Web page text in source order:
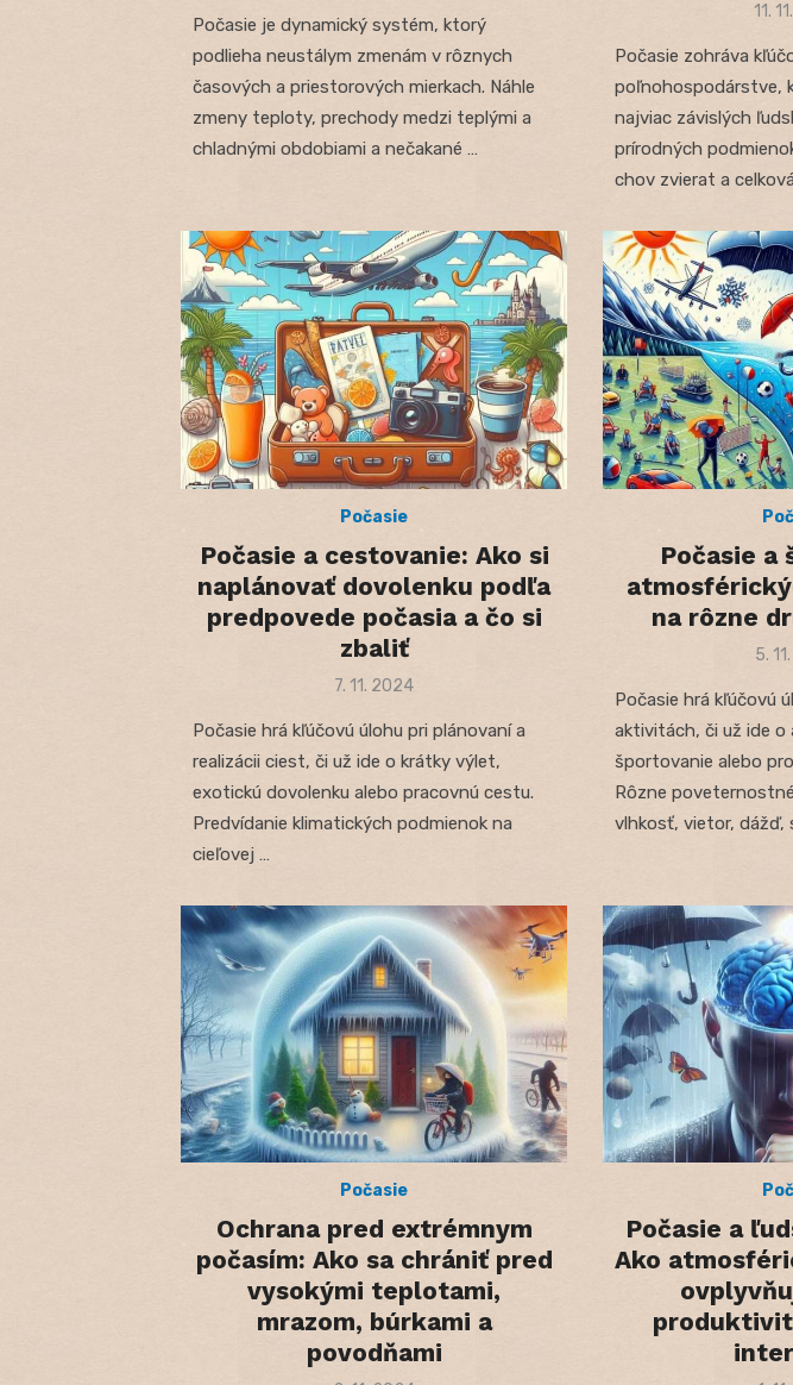
Počasie je dynamický systém, ktorý
podlieha neustálym zmenám v rôznych
časových a priestorových mierkach. Náhle
zmeny teploty, prechody medzi teplými a
chladnými obdobiami a nečakané …
11.
Počasie zohráva
poľnohospodárstve,
najviac závislých
prírodných
chov zvierat a
Počasie
Počasie a cestovanie: Ako si
naplánovať dovolenku podľa
predpovede počasia a čo si
zbaliť
Posted
7. 11. 2024
Počasie hrá kľúčovú úlohu pri plánovaní a
realizácii ciest, či už ide o krátky výlet,
exotickú dovolenku alebo pracovnú cestu.
Predvídanie klimatických podmienok na
cieľovej …
Počasie a
na rôzne
5.
Počasie hrá kľúčovú
aktivitách, či už ide o
športovanie alebo
Rôzne
vlhkosť, vietor, dážď,
Počasie
Ochrana pred extrémnym
počasím: Ako sa chrániť pred
vysokými teplotami,
mrazom, búrkami a
povodňami
Počasie a
Ako